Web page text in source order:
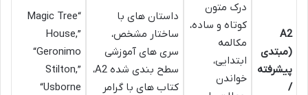
A2
(مبتدی
پیشرفته
/
درک متون
کوتاه و ساده،
مکالمه
ابتدایی،
خواندن
داستان های با
ساختار مشخص،
سری های آموزشی
سطح بندی شده A2،
کتاب های با گرامر
“Magic Tree
House,”
“Geronimo
Stilton,”
“Usborne